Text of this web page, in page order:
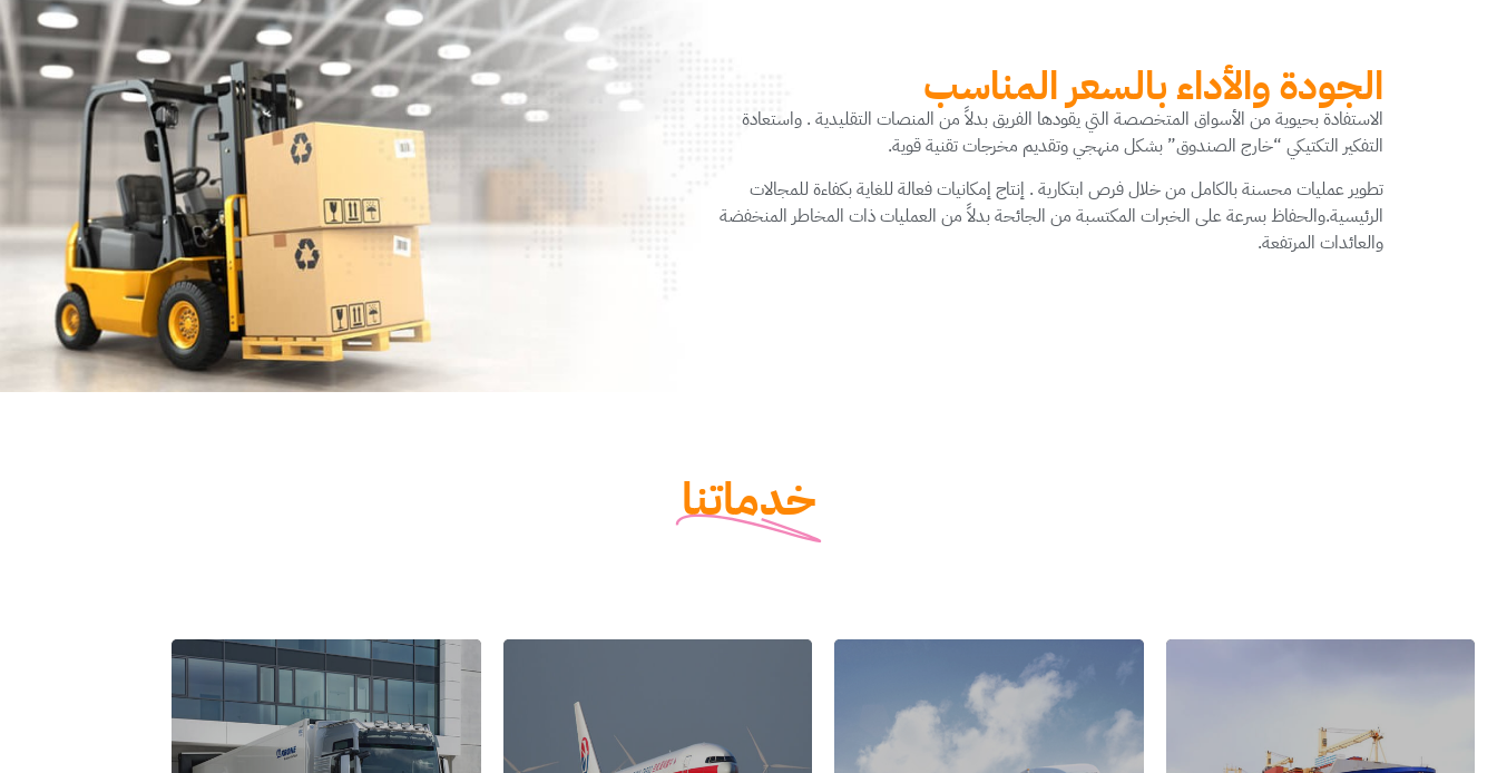
الجودة والأداء بالسعر المناسب
الاستفادة بحيوية من الأسواق المتخصصة التي يقودها الفريق بدلاً من المنصات التقليدية . واستعادة
التفكير التكتيكي “خارج الصندوق” بشكل منهجي وتقديم مخرجات تقنية قوية.
تطوير عمليات محسنة بالكامل من خلال فرص ابتكارية . إنتاج إمكانيات فعالة للغاية بكفاءة للمجالات
الرئيسية.والحفاظ بسرعة على الخبرات المكتسبة من الجائحة بدلاً من العمليات ذات المخاطر المنخفضة
والعائدات المرتفعة.
خدماتنا